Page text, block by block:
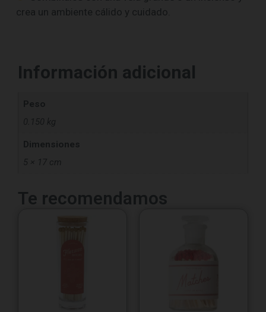
crea un ambiente cálido y cuidado.
Información adicional
Dimensiones
5 × 17 cm
Te recomendamos